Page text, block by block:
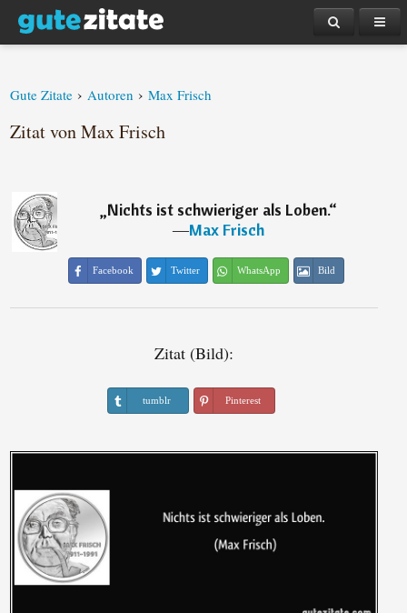
Gute Zitate › Autoren › Max Frisch
Zitat von Max Frisch
„Nichts ist schwieriger als Loben.“
―Max Frisch
Facebook Twitter WhatsApp Bild
Zitat (Bild):
tumblr Pinterest